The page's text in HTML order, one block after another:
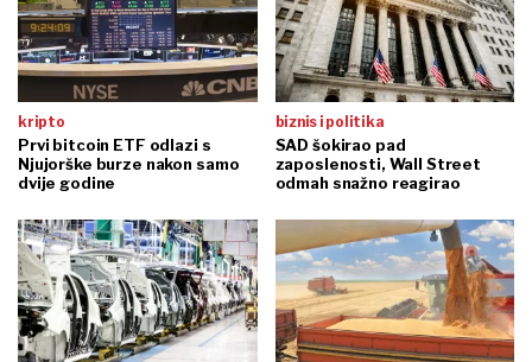
kripto
Prvi bitcoin ETF odlazi s
Njujorške burze nakon samo
dvije godine
biznis i politika
SAD šokirao pad
zaposlenosti, Wall Street
odmah snažno reagirao